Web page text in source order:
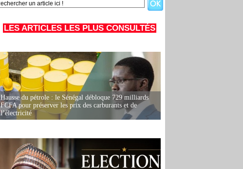
LES ARTICLES LES PLUS CONSULTÉS
Hausse du pétrole : le Sénégal débloque 729 milliards
FCFA pour préserver les prix des carburants et de
l’électricité